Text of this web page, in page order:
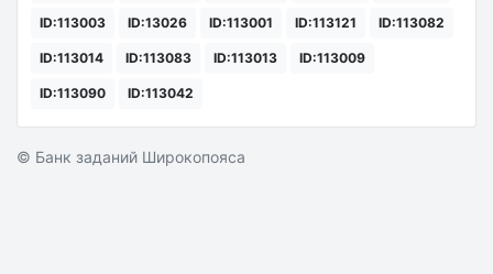
ID:113003 ID:13026 ID:113001 ID:113121 ID:113082
ID:113014 ID:113083 ID:113013 ID:113009
ID:113090 ID:113042
© Банк заданий Широкопояса